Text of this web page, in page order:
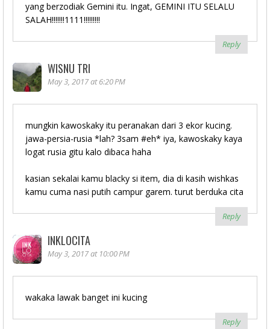
yang berzodiak Gemini itu. Ingat, GEMINI ITU SELALU
SALAH!!!!!!!1111!!!!!!!!!
Reply
WISNU TRI
May 3, 2017 at 6:20 PM
mungkin kawoskaky itu peranakan dari 3 ekor kucing.
jawa-persia-rusia *lah? 3sam #eh* iya, kawoskaky kaya
logat rusia gitu kalo dibaca haha
kasian sekalai kamu blacky si item, dia di kasih wishkas
kamu cuma nasi putih campur garem. turut berduka cita
Reply
INKLOCITA
May 3, 2017 at 10:00 PM
wakaka lawak banget ini kucing
Reply